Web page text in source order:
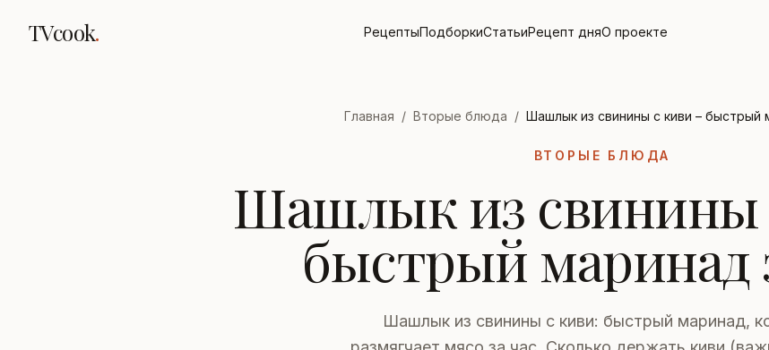
TVcook. РецептыПодборкиСтатьиРецепт дняО проекте
Главная / Вторые блюда / Шашлык из свинины с киви – быстрый
ВТОРЫЕ БЛЮДА
Шашлык из свинины
быстрый маринад
Шашлык из свинины с киви: быстрый маринад,